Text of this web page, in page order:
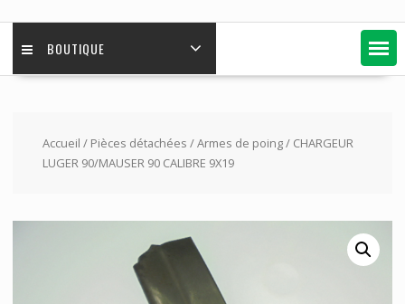
BOUTIQUE
Accueil / Pièces détachées /Armes de poing/ CHARGEUR
LUGER 90/MAUSER 90 CALIBRE 9X19